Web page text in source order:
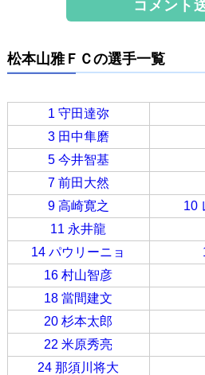
松本山雅ＦＣの選手一覧
1 守田達弥
3 田中隼磨
5 今井智基
7 前田大然
9 高崎寛之
10
11 永井龍
14 パウリーニョ
16 村山智彦
18 當間建文
20 杉本太郎
22 米原秀亮
24 那須川将大